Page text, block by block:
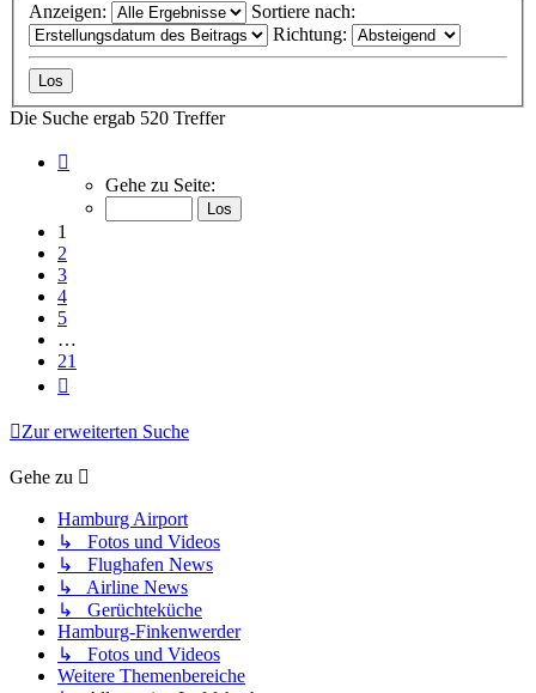
Anzeigen:
Sortiere nach:
Richtung:
Die Suche ergab 520 Treffer
von
Gehe zu Seite:
1
2
3
4
5
…
21
Zur erweiterten Suche
Gehe zu
Hamburg Airport
↳ Fotos und Videos
↳ Flughafen News
↳ Airline News
↳ Gerüchteküche
Hamburg-Finkenwerder
↳ Fotos und Videos
Weitere Themenbereiche